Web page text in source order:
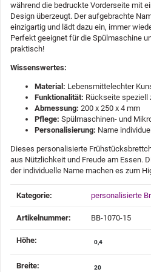
während die bedruckte Vorderseite mit
Design überzeugt. Der aufgebrachte
einzigartig und lädt dazu ein, immer
Perfekt geeignet für die Spülmaschine
praktisch!
Wissenswertes:
Material: Lebensmittelechter
Funktionalität: Rückseite speziell
Abmessung: 200 x 250 x 4 mm
Pflege: Spülmaschinen- und
Personalisierung: Name
Dieses personalisierte
aus Nützlichkeit und Freude am Essen.
der individuelle Name machen es zum
Produkteigenschaft
Wert
Kategorie: personalisierte
Artikelnummer: BB-1070-15
Höhe‍: 0,4
Breite‍: 20